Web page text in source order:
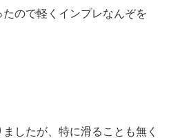
ので軽くインプレなんぞを
したが、特に滑ることも無く